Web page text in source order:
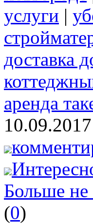
услуги |
доставка
аренда
Больше не
(0)